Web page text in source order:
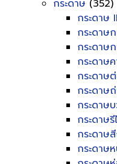
กระดาษ (352)
กระดาษ
กระดาษ
กระดาษ
กระดาษ
กระดาษ
กระดาษ
กระดาษ
กระดาษรี
กระดาษ
กระดาษ